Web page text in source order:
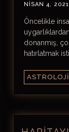
NISAN 4, 2021
Öncelikle
donanmış,
hatırlatmak
ASTROLOJI